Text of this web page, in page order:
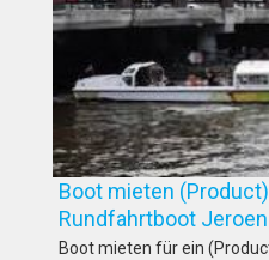
Boot mieten
Rundfahrtboot
Boot mieten für ein